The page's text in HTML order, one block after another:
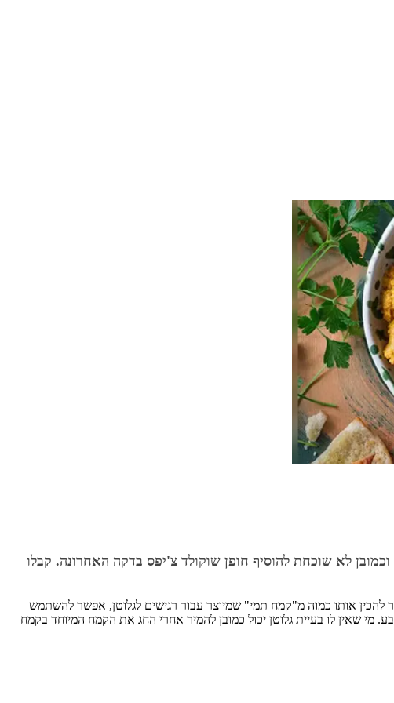
לא שוכחת להוסיף חופן שוקולד צ'יפס בדקה האחרונה. קבלו
אותו כמוה מ"קמח תמי" שמיוצר עבור רגישים לגלוטן, אפשר להשתמש
שאין לו בעיית גלוטן יכול כמובן להמיר אחרי החג את הקמח המיוחד בקמח